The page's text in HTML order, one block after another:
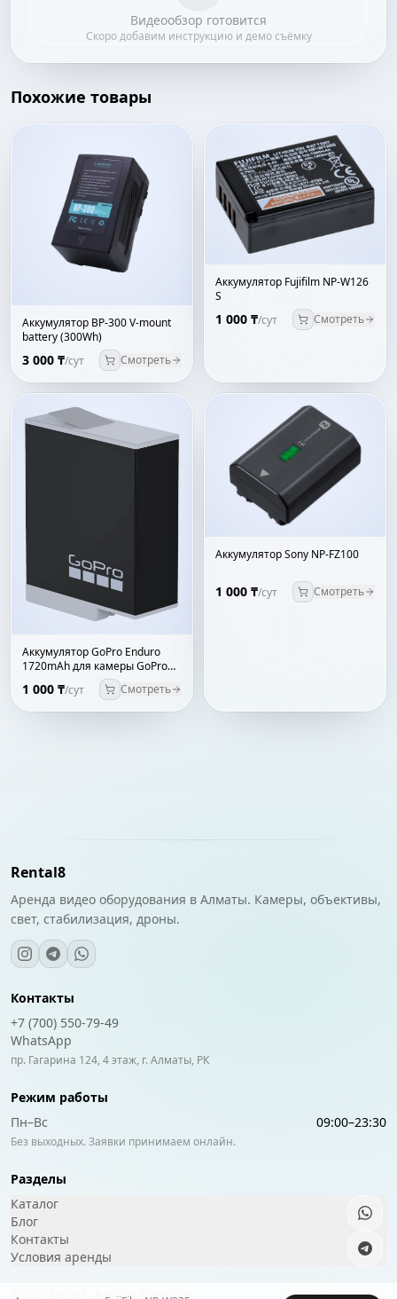
Видеообзор готовится
Скоро добавим инструкцию и демо съёмку
Похожие товары
Аккумулятор BP-300 V-mount
battery (300Wh)
3 000 ₸/сут Смотреть
Аккумулятор Fujifilm NP-W126
S
1 000 ₸/сут Смотреть
Аккумулятор GoPro Enduro
1720mAh для камеры GoPro
1 000 ₸/сут Смотреть
Аккумулятор Sony NP-FZ100
1 000 ₸/сут Смотреть
Rental8
Аренда видео оборудования в Алматы. Камеры, объективы,
свет, стабилизация, дроны.
Контакты
+7 (700) 550-79-49
WhatsApp
пр. Гагарина 124, 4 этаж, г. Алматы, РК
Режим работы
Пн–Вс
09:00–23:30
Без выходных. Заявки принимаем онлайн.
Разделы
Каталог
Блог
Контакты
Условия аренды
© Rental8 · Алматы, Казахстан РазработаноYKP